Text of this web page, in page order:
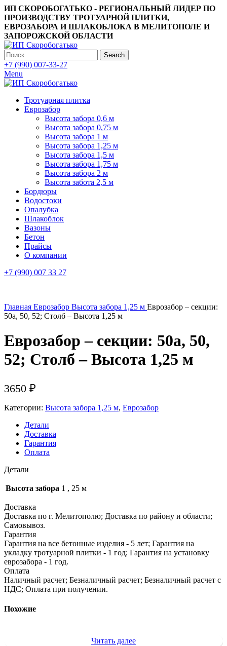
ИП СКОРОБОГАТЬКО - РЕГИОНАЛЬНЫЙ ЛИДЕР ПО
ПРОИЗВОДСТВУ ТРОТУАРНОЙ ПЛИТКИ,
ЕВРОЗАБОРА И ШЛАКОБЛОКА В МЕЛИТОПОЛЕ И
ЗАПОРОЖСКОЙ ОБЛАСТИ
Search
+7 (990) 007-33-27
Menu
Тротуарная плитка
Еврозабор
Высота забора 0,6 м
Высота забора 0,75 м
Высота забора 1 м
Высота забора 1,25 м
Высота забора 1,5 м
Высота забора 1,75 м
Высота забора 2 м
Высота забота 2,5 м
Бордюры
Водостоки
Опалубка
Шлакоблок
Вазоны
Бетон
Прайсы
О компании
+7 (990) 007 33 27
Главная Еврозабор Высота забора 1,25 м Еврозабор – секции:
50а, 50, 52; Столб – Высота 1,25 м
Еврозабор – секции: 50а, 50,
52; Столб – Высота 1,25 м
3650 ₽
Категории: Высота забора 1,25 м, Еврозабор
Детали
Доставка
Гарантия
Оплата
Детали
Высота забора 1 , 25 м
Доставка
Доставка по г. Мелитополю; Доставка по району и области;
Самовывоз.
Гарантия
Гарантия на все бетонные изделия - 5 лет; Гарантия на
укладку тротуарной плитки - 1 год; Гарантия на установку
еврозабора - 1 год.
Оплата
Наличный расчет; Безналичный расчет; Безналичный расчет с
НДС; Оплата при получении.
Похожие
Читать далее